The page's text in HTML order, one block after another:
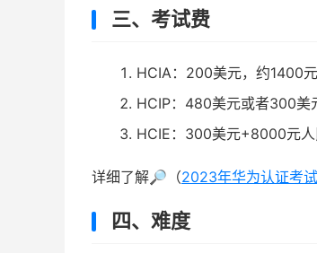
三、考试费
HCIA：200美元，约1400
HCIP：480美元或者300美
HCIE：300美元+8000元
详细了解🔎（2023年华为认证考
四、难度